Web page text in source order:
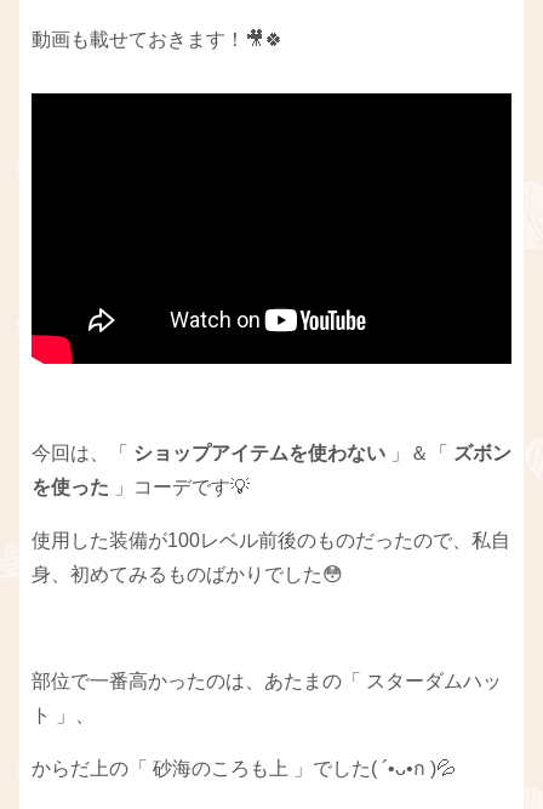
動画も載せておきます！🎥🍀
今回は、「 ショップアイテムを使わない 」＆「
ズボン
を使った 」コーデです💡
使用した装備が100レベル前後のものだったので、私自
身、初めてみるものばかりでした😳
部位で一番高かったのは、あたまの「 スターダムハッ
ト 」、
からだ上の「 砂海のころも上 」でした( ´•ᴗ•ก )💦